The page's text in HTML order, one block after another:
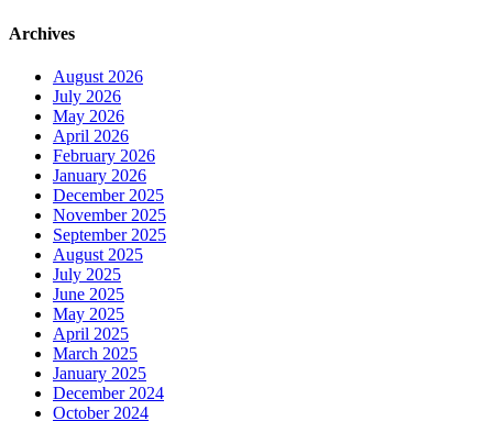
Archives
August 2026
July 2026
May 2026
April 2026
February 2026
January 2026
December 2025
November 2025
September 2025
August 2025
July 2025
June 2025
May 2025
April 2025
March 2025
January 2025
December 2024
October 2024